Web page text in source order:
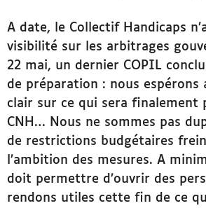
A date, le Collectif Handicaps
visibilité sur les arbitrages
22 mai, un dernier COPIL
de préparation : nous espérons
clair sur ce qui sera finalement
CNH… Nous ne sommes pas
de restrictions budgétaires
l’ambition des mesures. A
doit permettre d’ouvrir des
rendons utiles cette fin de ce